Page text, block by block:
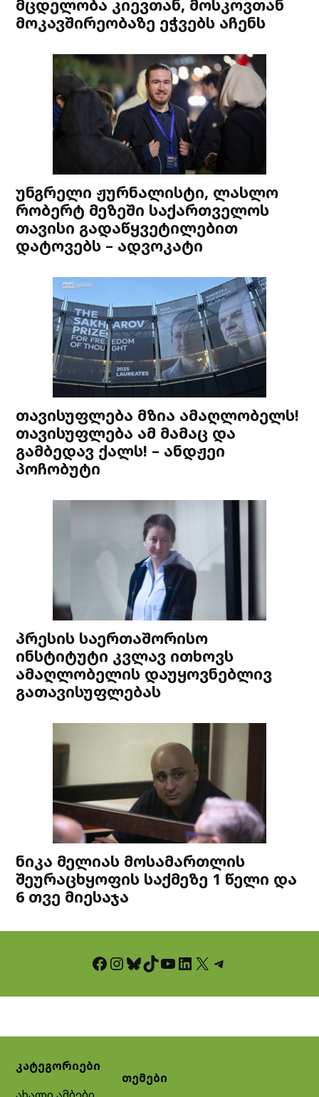
მცდელობა კიევთან, მოსკოვთან
მოკავშირეობაზე ეჭვებს აჩენს
უნგრელი ჟურნალისტი, ლასლო
რობერტ მეზეში საქართველოს
თავისი გადაწყვეტილებით
დატოვებს – ადვოკატი
თავისუფლება მზია ამაღლობელს!
თავისუფლება ამ მამაც და
გამბედავ ქალს! – ანდჟეი
პოჩობუტი
პრესის საერთაშორისო
ინსტიტუტი კვლავ ითხოვს
ამაღლობელის დაუყოვნებლივ
გათავისუფლებას
ნიკა მელიას მოსამართლის
შეურაცხყოფის საქმეზე 1 წელი და
6 თვე მიესაჯა
Facebook InstagramBluesky TikTok YouTube LinkedIn X Telegram
კატეგორიები
თემები